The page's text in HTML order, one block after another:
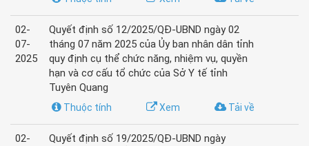
02-
07-
2025
Quyết định số 12/2025/QĐ-UBND ngày 02
tháng 07 năm 2025 của Ủy ban nhân dân tỉnh
quy định cụ thể chức năng, nhiệm vụ, quyền
hạn và cơ cấu tổ chức của Sở Y tế tỉnh
Tuyên Quang
Tải về
Xem
Thuộc tính
02-
Quyết định số 19/2025/QĐ-UBND ngày